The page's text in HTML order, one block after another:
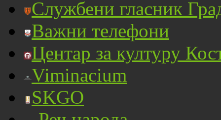
Службени гласник
Важни телефони
Центар за културу
Viminacium
SKGO